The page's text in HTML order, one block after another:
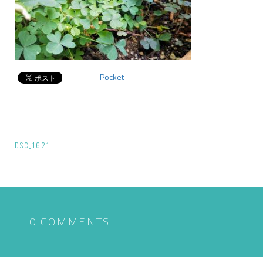
Pocket
投
ナ
シ
DSC_1621
0 COMMENTS